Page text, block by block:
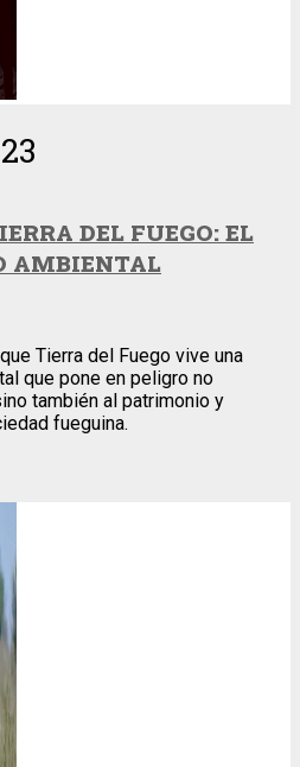
DEL FUEGO: EL
AMBIENTAL
Tierra del Fuego vive una
que pone en peligro no
también al patrimonio y
fueguina.